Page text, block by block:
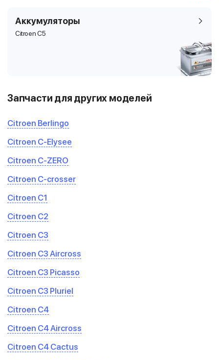
Аккумуляторы
Citroen C5
Запчасти для других моделей
Citroen Berlingo
Citroen C-Elysee
Citroen C-ZERO
Citroen C-crosser
Citroen C1
Citroen C2
Citroen C3
Citroen C3 Aircross
Citroen C3 Picasso
Citroen C3 Pluriel
Citroen C4
Citroen C4 Aircross
Citroen C4 Cactus